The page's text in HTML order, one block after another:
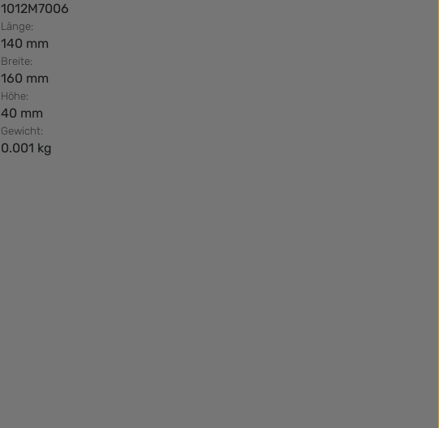
1012M7006
Länge:
140 mm
Breite:
160 mm
Höhe:
40 mm
Gewicht:
0.001 kg